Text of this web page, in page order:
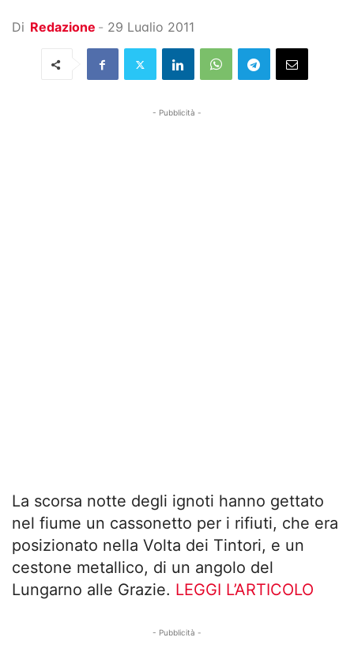
Di Redazione - 29 Luglio 2011
- Pubblicità -
La scorsa notte degli ignoti hanno gettato
nel fiume un cassonetto per i rifiuti, che era
posizionato nella Volta dei Tintori, e un
cestone metallico, di un angolo del
Lungarno alle Grazie. LEGGI L’ARTICOLO
- Pubblicità -